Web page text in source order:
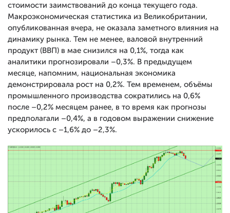
стоимости заимствований до конца текущего года.
Макроэкономическая статистика из Великобритании,
опубликованная вчера, не оказала заметного влияния на
динамику рынка. Тем не менее, валовой внутренний
продукт (ВВП) в мае снизился на 0,1%, тогда как
аналитики прогнозировали –0,3%. В предыдущем
месяце, напомним, национальная экономика
демонстрировала рост на 0,2%. Тем временем, объёмы
промышленного производства сократились на 0,6%
после –0,2% месяцем ранее, в то время как прогнозы
предполагали –0,4%, а в годовом выражении снижение
ускорилось с –1,6% до –2,3%.